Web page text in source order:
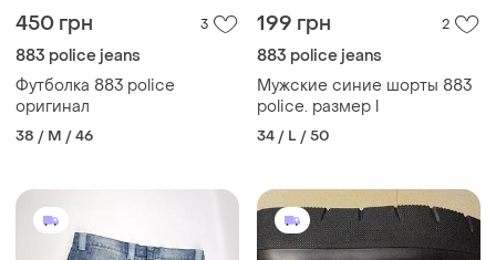
450 грн 3
883 police jeans
Футболка 883 police
оригинал
38 / M / 46
199 грн 2
883 police jeans
Мужские синие шорты 883
police. размер l
34 / L / 50